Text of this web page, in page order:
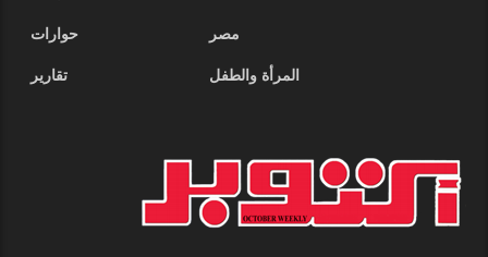
مصر
حوارات
المرأة والطفل
تقارير